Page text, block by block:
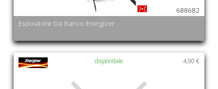
Espositore Da Banco Energizer
688682
4,90 €
disponibile